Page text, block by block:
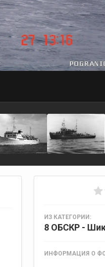
ИЗ КАТЕГОРИИ:
8 ОБСКР -
ИНФОРМАЦИЯ О